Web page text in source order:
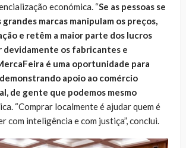
económica. “Se as pessoas se
grandes marcas manipulam os preços,
e retêm a maior parte dos lucros
devidamente os fabricantes e
é uma oportunidade para
apoio ao comércio
de gente que podemos mesmo
“Comprar localmente é ajudar quem é
com inteligência e com justiça”, conclui.